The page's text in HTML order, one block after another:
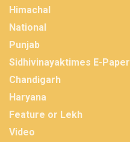
Himachal
National
Punjab
Sidhivinayaktimes E-Paper
Chandigarh
Haryana
Feature or Lekh
Video